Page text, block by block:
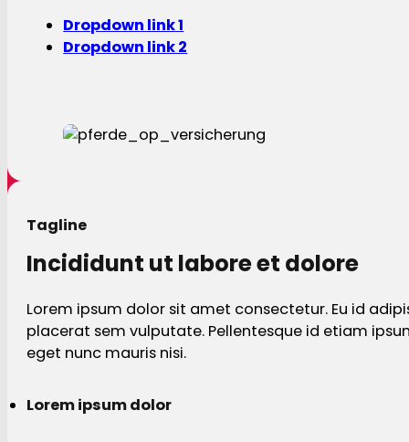
Dropdown link 1
Dropdown link 2
Tagline
Incididunt ut labore et dolore
Lorem ipsum dolor sit amet consectetur. Eu id
placerat sem vulputate. Pellentesque id etiam
eget nunc mauris nisi.
Lorem ipsum dolor